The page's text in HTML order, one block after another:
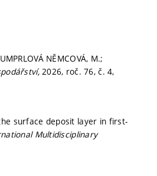
NĚMCOVÁ, M.;
2026, roč. 76, č. 4,
the surface deposit layer in first-
Multidisciplinary